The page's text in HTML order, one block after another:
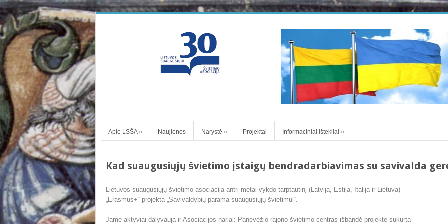
Apie LSŠA» Naujienos Narystė » Projektai Informaciniai ištekliai »
Kad suaugusiųjų švietimo įstaigų bendradarbiavimas su savivalda
Lietuvos suaugusiųjų švietimo asociacija antri metai vykdo tarptautinį (Latvija, Estija, Italija ir Lietuva)
„Erasmus+“ projektą „Savivaldybių parama suaugusiųjų švietimui“.
Jame aktyviai dalyvauja ir Asociacijos nariai: Panevėžio rajono švietimo centras išbandė projekte sukurtą